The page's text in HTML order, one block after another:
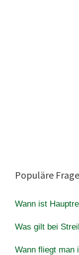
Populäre
Wann ist
Was gilt bei
Wann fliegt man